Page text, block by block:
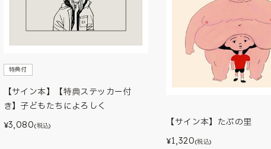
特典付
【サイン本】【特典ステッカー付
き】子どもたちによろしく
¥3,080(税込) 【サイン本】たぷの里
¥1,320(税込)